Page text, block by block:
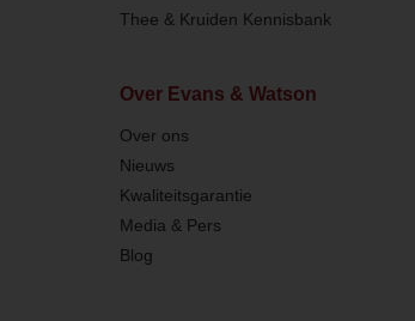
Thee & Kruiden Kennisbank
Over Evans & Watson
Over ons
Nieuws
Kwaliteitsgarantie
Media & Pers
Blog